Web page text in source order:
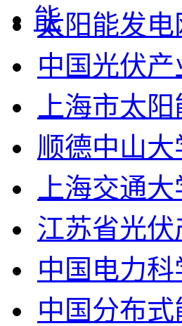
太阳能发电
中国光伏产
上海市太
顺德中山
上海交通
江苏省光
中国电力
中国分布式